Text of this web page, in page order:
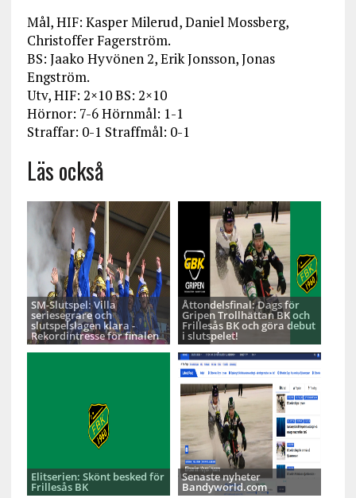
Mål, HIF: Kasper Milerud, Daniel Mossberg,
Christoffer Fagerström.
BS: Jaako Hyvönen 2, Erik Jonsson, Jonas
Engström.
Utv, HIF: 2×10 BS: 2×10
Hörnor: 7-6 Hörnmål: 1-1
Straffar: 0-1 Straffmål: 0-1
Läs också
SM-Slutspel: Villa
seriesegrare och
slutspelslagen klara -
Rekordintresse för finalen
Åttondelsfinal: Dags för
Gripen Trollhättan BK och
Frillesås BK och göra debut
i slutspelet!
Elitserien: Skönt besked för
Frillesås BK
Senaste nyheter
Bandyworld.com